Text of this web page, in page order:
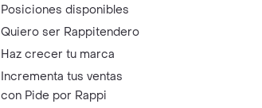
Posiciones disponibles
Quiero ser Rappitendero
Haz crecer tu marca
Incrementa tus ventas
con Pide por Rappi